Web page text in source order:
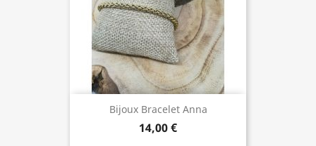
Bijoux Bracelet Anna
14,00 €